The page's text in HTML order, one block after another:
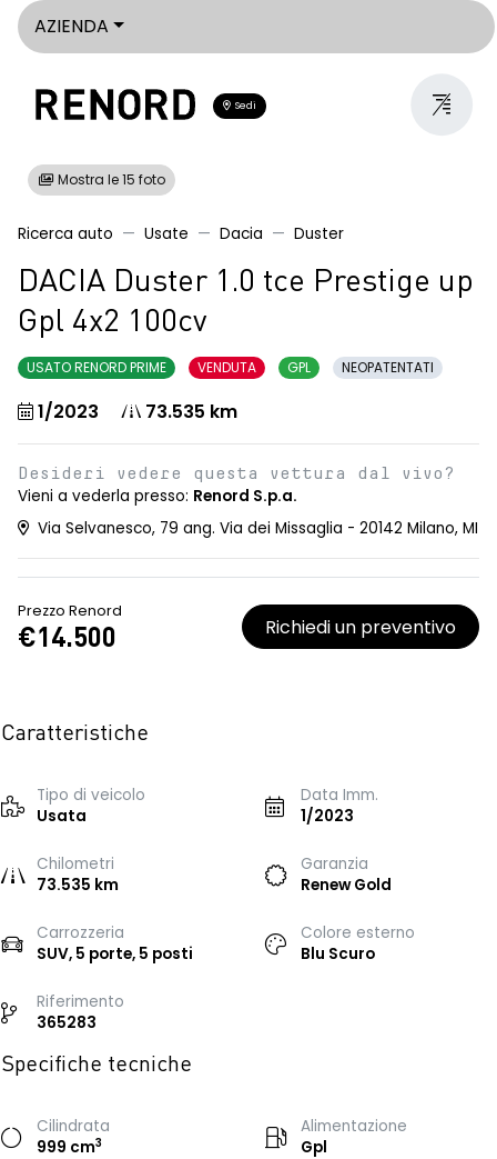
AZIENDA
Sedi
Mostra le 15 foto
Ricerca auto Usate Dacia Duster
DACIA Duster 1.0 tce Prestige up
Gpl 4x2 100cv
USATO RENORD PRIME VENDUTA GPL NEOPATENTATI
1/2023 73.535 km
Desideri vedere questa vettura dal vivo?
Vieni a vederla presso: Renord S.p.a.
Via Selvanesco, 79 ang. Via dei Missaglia - 20142 Milano, MI
Prezzo Renord
€14.500 Richiedi un preventivo
Caratteristiche
Tipo di veicolo
Usata
Data Imm.
1/2023
Chilometri
73.535 km
Garanzia
Renew Gold
Carrozzeria
SUV, 5 porte, 5 posti
Colore esterno
Blu Scuro
Riferimento
365283
Specifiche tecniche
Cilindrata
999 cm3
Alimentazione
Gpl